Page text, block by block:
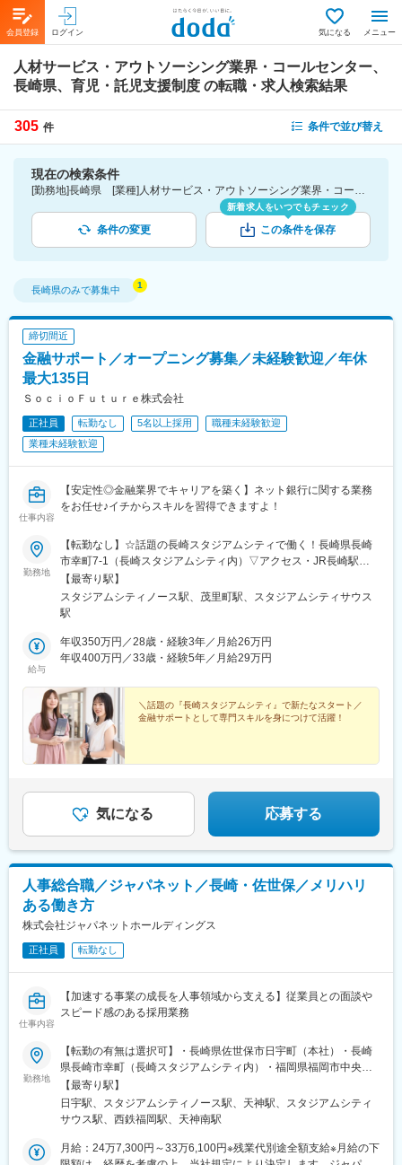
会員登録 ログイン 気になる メニュー
人材サービス・アウトソーシング業界・コールセンター、
長崎県、育児・託児支援制度 の転職・求人検索結果
305 件 条件で並び替え
現在の検索条件
[勤務地]長崎県 [業種]人材サービス・アウトソーシング業界・コールセンター [詳細条件](待遇・福利厚生)育児・託児支援制度
条件の変更
新着求人をいつでもチェック
この条件を保存
長崎県のみで募集中
締切間近
金融サポート／オープニング募集／未経験歓迎／年休
最大135日
ＳｏｃｉｏＦｕｔｕｒｅ株式会社
正社員 転勤なし 5名以上採用
職種未経験歓迎
業種未経験歓迎
仕事内容
【安定性◎金融業界でキャリアを築く】ネット銀行に関する業務
をお任せ♪イチからスキルを習得できますよ！
勤務地
【転勤なし】☆話題の長崎スタジアムシティで働く！長崎県長崎
市幸町7-1（長崎スタジアムシティ内）▽アクセス・JR長崎駅よ
り徒歩10分・JR浦上駅より徒歩8分・長崎電気軌道 「スタジアム
シティノース」電停より徒歩3分＊ ＊ ＊☆仕事終わりにはその
ままスタジアムシティ内で、友人や同僚とショッピングをした
【最寄り駅】
スタジアムシティノース駅、茂里町駅、スタジアムシティサウス
駅
給与
年収350万円／28歳・経験3年／月給26万円
年収400万円／33歳・経験5年／月給29万円
＼話題の『長崎スタジアムシティ』で新たなスタート／
金融サポートとして専門スキルを身につけて活躍！
気になる 応募する
人事総合職／ジャパネット／長崎・佐世保／メリハリ
ある働き方
株式会社ジャパネットホールディングス
正社員 転勤なし
仕事内容
【加速する事業の成長を人事領域から支える】従業員との面談や
スピード感のある採用業務
勤務地
【転勤の有無は選択可】・長崎県佐世保市日宇町（本社）・長崎
県長崎市幸町（長崎スタジアムシティ内）・福岡県福岡市中央区
天神（天神ビジネスセンター）※転勤の有無は選択できます。※受
動喫煙対策：あり
【最寄り駅】
日宇駅、スタジアムシティノース駅、天神駅、スタジアムシティ
サウス駅、西鉄福岡駅、天神南駅
月給：24万7,300円～33万6,100円※残業代別途全額支給※月給の下